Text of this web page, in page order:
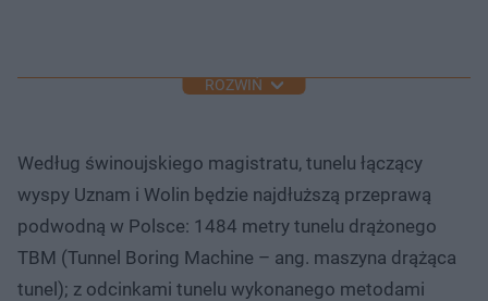
ROZWIŃ
Według świnoujskiego magistratu, tunelu łączący
wyspy Uznam i Wolin będzie najdłuższą przeprawą
podwodną w Polsce: 1484 metry tunelu drążonego
TBM (Tunnel Boring Machine – ang. maszyna drążąca
tunel); z odcinkami tunelu wykonanego metodami